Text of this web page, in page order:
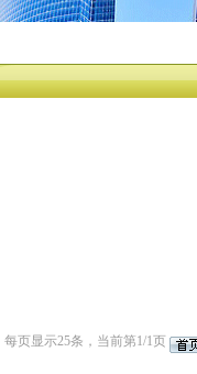
页显示25条，当前第1/1页